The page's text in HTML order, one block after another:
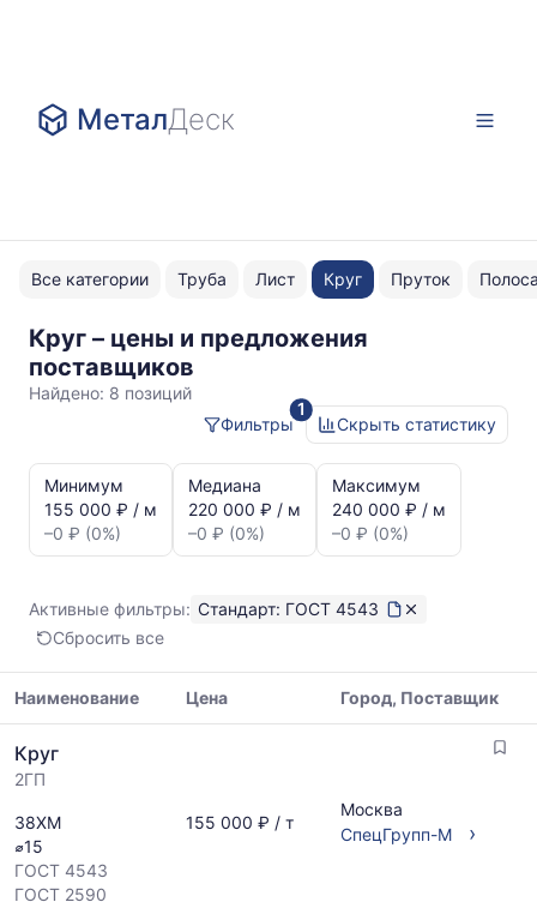
МеталДеск
Все категории Труба Лист Круг Пруток
Круг – цены и предложения
поставщиков
Найдено: 8 позиций
1
Фильтры
Скрыть статистику
динамика
цен:
Круг
4543
Показаны
минимальная,
медианная
и
по
данным
прайс-
листов
поставщиков
за
Минимум
155 000 ₽ / м
–0 ₽ (0%)
Медиана
220 000 ₽ / м
–0 ₽ (0%)
Максимум
240 000 ₽ / м
–0 ₽ (0%)
Активные фильтры: Стандарт: ГОСТ 4543
Сбросить все
цен
на
указанием
ГОСТ,
размеров
Наименование Цена Город, Поставщик
Круг
2ГП
38ХМ
⌀15
ГОСТ 4543
ГОСТ 2590
155 000 ₽ / т
Москва
СпецГрупп-М
›